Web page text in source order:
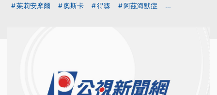
茱莉安摩爾 奧斯卡 得獎 阿茲海默症 ...